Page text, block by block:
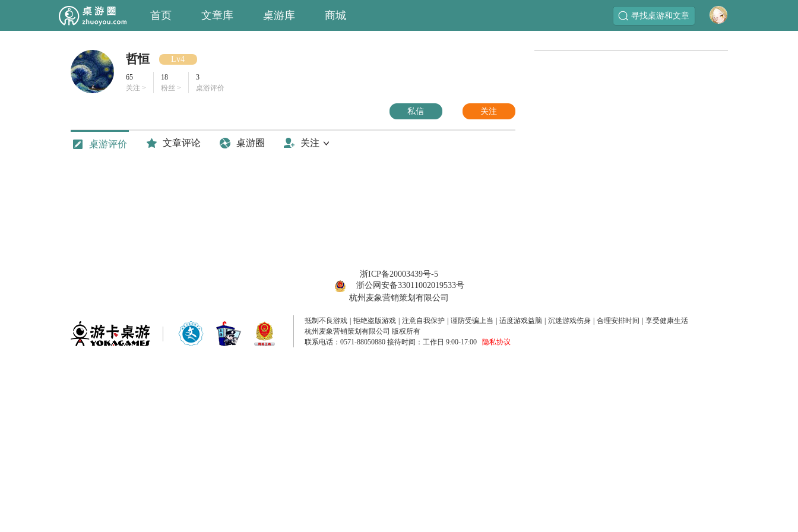
首页 文章库 桌游库 商城 寻找桌游和文章
哲恒 Lv4
65
关注 >
18
粉丝 >
3
桌游评价
私信 关注
桌游评价 文章评论 桌游圈 关注
浙ICP备20003439号-5
浙公网安备33011002019533号
杭州麦象营销策划有限公司
抵制不良游戏 拒绝盗版游戏 注意自我保护 谨防受骗上当 适度游戏益脑 沉迷游戏伤身 合理安排时间
享受健康生活
杭州麦象营销策划有限公司 版权所有
联系电话：0571-88050880 接待时间：工作日 9:00-17:00
隐私协议